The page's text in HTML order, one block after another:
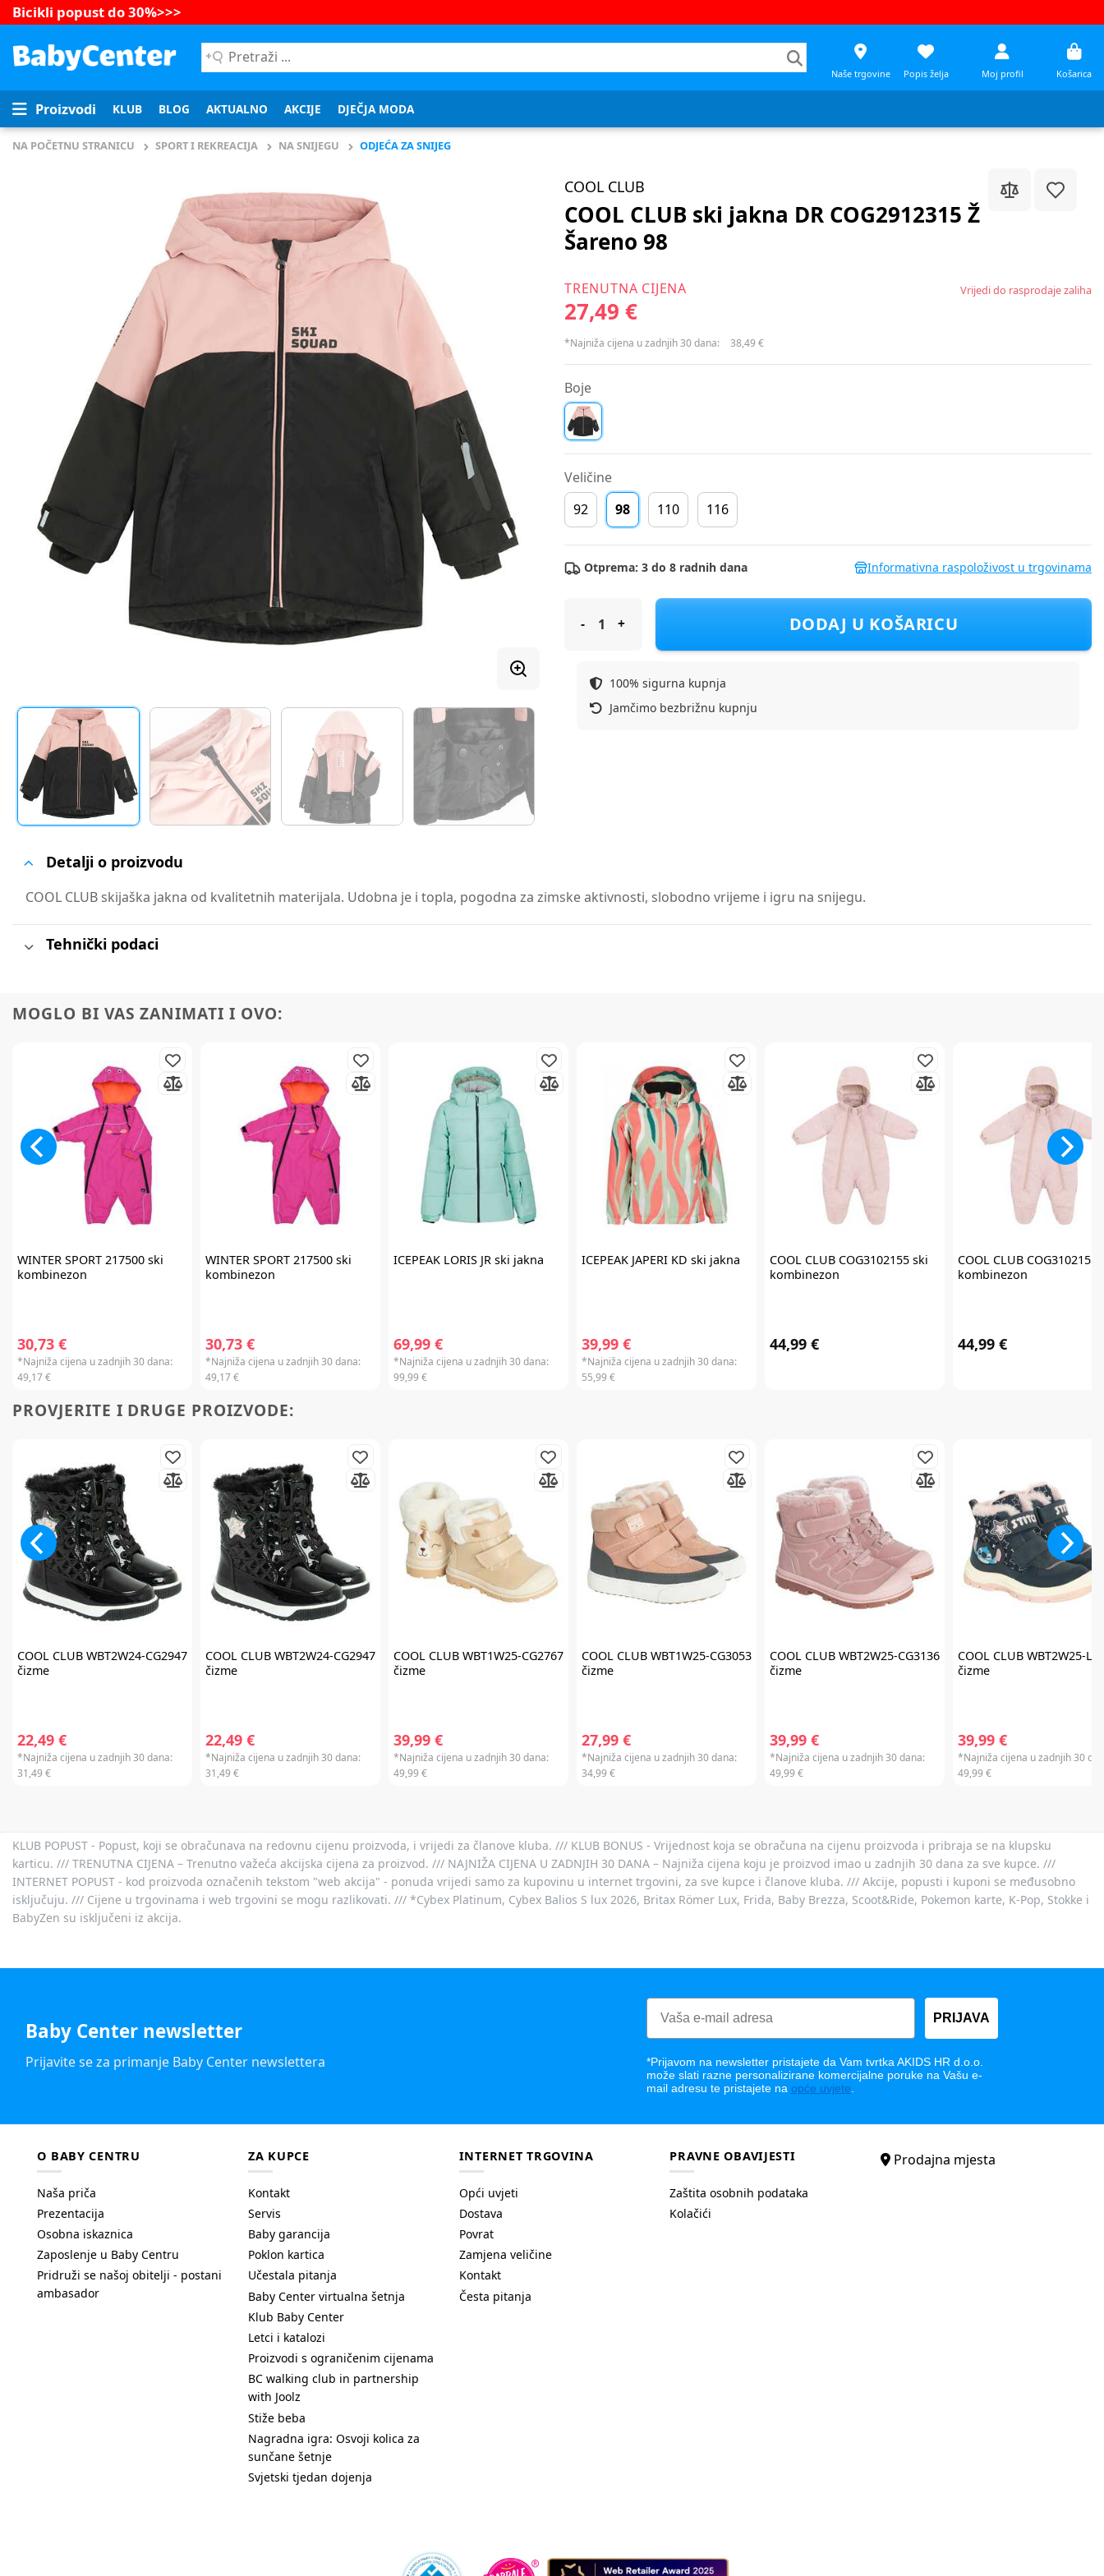
Bicikli popust do 30%>>>
Pretraži
...
Naše trgovine Popis želja Moj profil Košarica
Proizvodi KLUB BLOG AKTUALNO AKCIJE DJEČJA MODA
NA POČETNU STRANICU SPORT I REKREACIJA NA SNIJEGU ODJEĆA ZA SNIJEG
COOL CLUB
COOL CLUB ski jakna DR COG2912315 Ž
Šareno 98
TRENUTNA CIJENA
27,49 €
Vrijedi do rasprodaje zaliha
*Najniža cijena u zadnjih 30 dana: 38,49 €
Boje
Veličine
92
98 110 116
Otprema: 3 do 8 radnih dana Informativna raspoloživost u trgovinama
COOL CLUB ski jakna DR COG2912315 Ž Šareno 98
DODAJ U KOŠARICU
100% sigurna kupnja
Jamčimo bezbrižnu kupnju
Detalji o proizvodu
COOL CLUB skijaška jakna od kvalitetnih materijala. Udobna je i topla, pogodna za zimske aktivnosti, slobodno vrijeme i igru ​​na snijegu.
Tehnički podaci
MOGLO BI VAS ZANIMATI I OVO:
WINTER SPORT217500 ski
kombinezon
30,73 €
*Najniža cijena u zadnjih 30 dana:
49,17 €
WINTER SPORT 217500 ski
kombinezon
30,73 €
*Najniža cijena u zadnjih 30 dana:
49,17 €
ICEPEAK LORIS JR ski jakna
69,99 €
*Najniža cijena u zadnjih 30 dana:
99,99 €
ICEPEAK JAPERI KD ski jakna
39,99 €
*Najniža cijena u zadnjih 30 dana:
55,99 €
COOL CLUB COG3102155 ski
kombinezon
44,99 €
COOL CLUB COG3102155
kombinezon
44,99 €
PROVJERITE I DRUGE PROIZVODE:
COOL CLUBWBT2W24-CG2947
čizme
22,49 €
*Najniža cijena u zadnjih 30 dana:
31,49 €
COOL CLUBWBT2W24-CG2947
čizme
22,49 €
*Najniža cijena u zadnjih 30 dana:
31,49 €
COOL CLUBWBT1W25-CG2767
čizme
39,99 €
*Najniža cijena u zadnjih 30 dana:
49,99 €
COOL CLUBWBT1W25-CG3053
čizme
27,99 €
*Najniža cijena u zadnjih 30 dana:
34,99 €
COOL CLUBWBT2W25-CG3136
čizme
39,99 €
*Najniža cijena u zadnjih 30 dana:
49,99 €
COOL CLUB WBT2W25-
čizme
39,99 €
*Najniža cijena u zadnjih 30
49,99 €
KLUB POPUST - Popust, koji se obračunava na redovnu cijenu proizvoda, i vrijedi za članove kluba. /// KLUB BONUS - Vrijednost koja se obračuna na cijenu proizvoda i pribraja se na klupsku
karticu. /// TRENUTNA CIJENA – Trenutno važeća akcijska cijena za proizvod. /// NAJNIŽA CIJENA U ZADNJIH 30 DANA – Najniža cijena koju je proizvod imao u zadnjih 30 dana za sve kupce. ///
INTERNET POPUST - kod proizvoda označenih tekstom "web akcija" - ponuda vrijedi samo za kupovinu u internet trgovini, za sve kupce i članove kluba. /// Akcije, popusti i kuponi se međusobno
isključuju. /// Cijene u trgovinama i web trgovini se mogu razlikovati. /// *Cybex Platinum, Cybex Balios S lux 2026, Britax Römer Lux, Frida, Baby Brezza, Scoot&Ride, Pokemon karte, K-Pop, Stokke i
BabyZen su isključeni iz akcija.
Baby Center newsletter
Prijavite se za primanje Baby Center newslettera
PRIJAVA
*Prijavom na newsletter pristajete da Vam tvrtka AKIDS HR d.o.o.
može slati razne personalizirane komercijalne poruke na Vašu e-
mail adresu te pristajete na opće uvjete.
O BABY CENTRU
Naša priča
Prezentacija
Osobna iskaznica
Zaposlenje u Baby Centru
Pridruži se našoj obitelji - postani
ambasador
ZA KUPCE
Kontakt
Servis
Baby garancija
Poklon kartica
Učestala pitanja
Baby Center virtualna šetnja
Klub Baby Center
Letci i katalozi
Proizvodi s ograničenim cijenama
BC walking club in partnership
with Joolz
Stiže beba
Nagradna igra: Osvoji kolica za
sunčane šetnje
Svjetski tjedan dojenja
INTERNET TRGOVINA
Opći uvjeti
Dostava
Povrat
Zamjena veličine
Kontakt
Česta pitanja
PRAVNE OBAVIJESTI
Zaštita osobnih podataka
Kolačići
Prodajna mjesta
Prijavite se na
newsletter
i iskoristite
7% popusta
PRIJAVITE SE
* Promo kod za popust zaprimit ćete e-mailom u roku od 24 sata od prijave.
redovnim cijenama u internet trgovini. Promo kod za popust ne vrijedi na
proizvode Cybex Platinum, Britax Römer Lux, Frida, Stokke, Babyzen,
Baby Brezza i Scoot & Ride te kod kupnje darovnih kartica i plaćanja
usluga. Promo kod za popust nije moguće kombinirati s aktualnim
akcijama i klupskim pogodnostima. Popusti se ne zbrajaju.Promo kod za
popust vrijedi 30 dana.